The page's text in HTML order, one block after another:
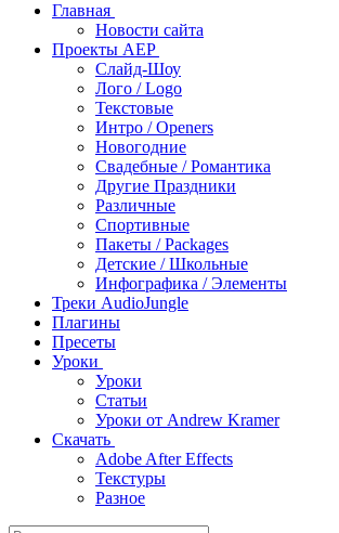
Главная
Новости сайта
Проекты AEP
Слайд-Шоу
Лого / Logo
Текстовые
Интро / Openers
Новогодние
Свадебные / Романтика
Другие Праздники
Различные
Спортивные
Пакеты / Packages
Детские / Школьные
Инфографика / Элементы
Треки AudioJungle
Плагины
Пресеты
Уроки
Уроки
Статьи
Уроки от Andrew Kramer
Скачать
Adobe After Effects
Текстуры
Разное